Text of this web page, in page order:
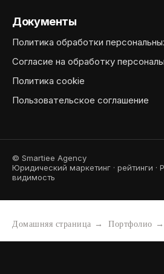
Документы
Политика обработки
Согласие на обработку
Политика cookie
Пользовательское соглашение
© Smartiee Agency
Юридический маркетинг · рейтинги ·
видимость
Домашняя страница → Портфолио →